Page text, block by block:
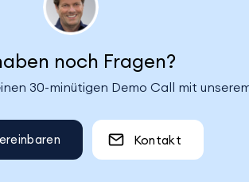
noch Fragen?
30-minütigen Demo Call mit
Kontakt